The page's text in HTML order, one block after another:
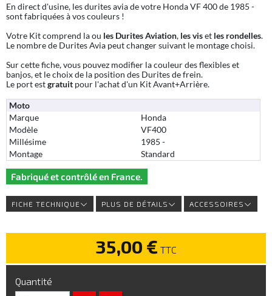
En direct d'usine, les durites avia de votre Honda VF 400 de 1985 -
sont fabriquées à vos couleurs !
Votre Kit comprend la ou les Durites Aviation, les viset les rondelles.
Le nombre de Durites Avia peut changer suivant le montage choisi.
Sur cette fiche, vous pouvez modifier la couleur des flexibles et
banjos, et le choix de la position des Durites de frein.
Le port estgratuit pour l'achat d'un Kit Avant+Arrière.
Moto
Marque
Honda
Modèle
VF400
Millésime
1985 -
Montage
Standard
Fabriqué et contrôlé en France.
FICHE TECHNIQUE PLUS DE DÉTAILS ACCESSOIRES
35,00 € TTC
Quantité